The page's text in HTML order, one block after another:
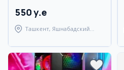
550 y.e
Ташкент, Яшнабадский